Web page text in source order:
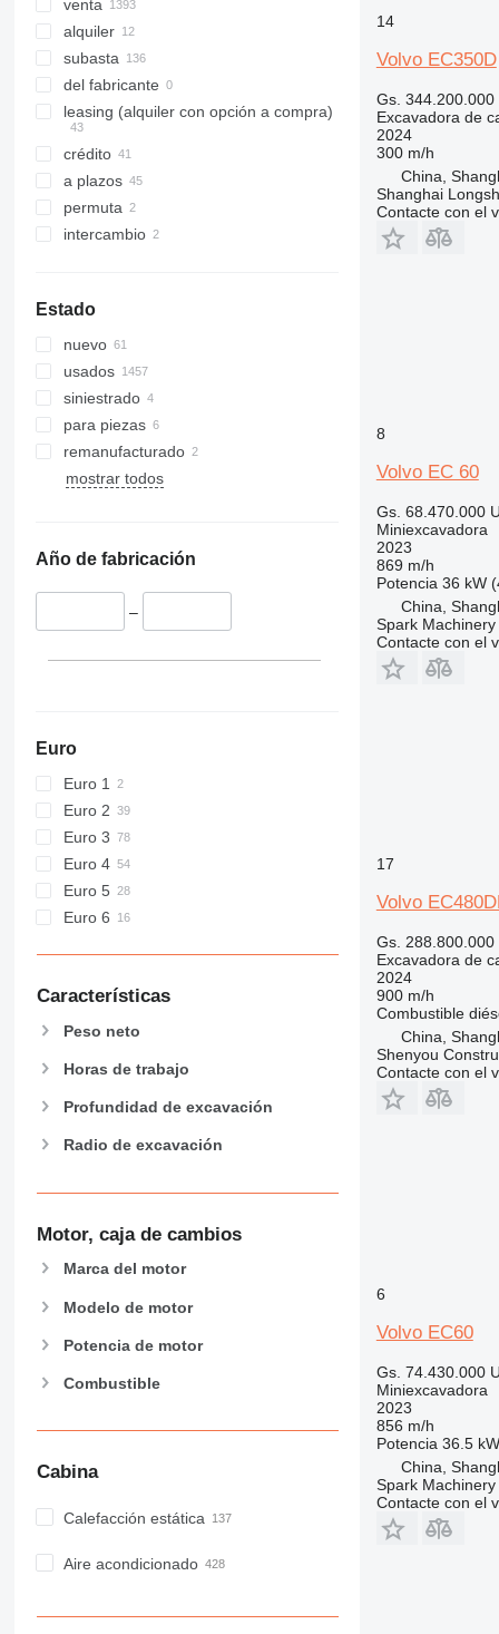
340
345
349
350
374
375
390
395
424
426
428
430
432
434
C-series
D series
E-series
PC
8016
8018
8025
8026
8035
8045
8050
8052
8065
8080
8085
JS
JZ
NXT
EC 230
EC 235
EC 240
EC 250
EC 290
EC 300
EC 350
EC 360
EC 480EL
EC 700
EC 750EL
ECR355
venta
alquiler
subasta
del fabricante
leasing (alquiler con opción a compra)
crédito
a plazos
permuta
intercambio
Estado
nuevo
usados
siniestrado
para piezas
remanufacturado
mostrar todos
Año de fabricación
–
Euro
Euro 1
Euro 2
Euro 3
Euro 4
Euro 5
Euro 6
Características
Peso neto
Horas de trabajo
Profundidad de excavación
Radio de excavación
Motor, caja de cambios
Marca del motor
Modelo de motor
Potencia de motor
Combustible
Cabina
Calefacción estática
Aire acondicionado
14
Volvo EC350D
Gs. 344.200.000
Excavadora de
2024
300 m/h
China,
Shanghai
Contacte con el
8
Volvo EC 60
Gs. 68.470.000
Miniexcavadora
2023
869 m/h
Potencia 36 kW
China,
Spark
Contacte con el
17
Volvo
Gs. 288.800.000
Excavadora de
2024
900 m/h
Combustible
China,
Shenyou
Contacte con el
6
Volvo EC60
Gs. 74.430.000
Miniexcavadora
2023
856 m/h
Potencia 36.5
China,
Spark
Contacte con el